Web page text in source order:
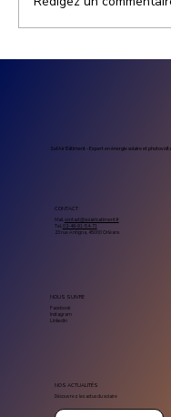
Sol’Air Bâtiment – Expert en énergie solaire et
CONTACT
Mail.contact@solairbatiment.fr
Tel.02-46-91-54-71
23 rue Antigna, 45000 Orléans
NOUS SUIVRE
Facebook
Instagram
Linkedin
NOS ACTUALITÉS
Découvrez les actus du solaire